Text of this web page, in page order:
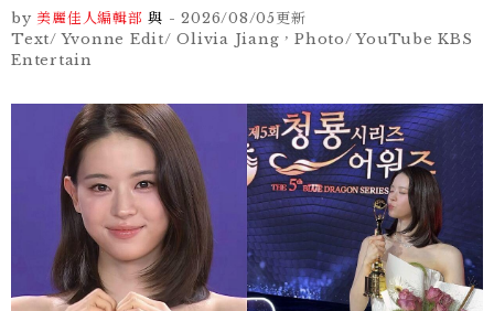
by 美麗佳人編輯部 與 -2026/08/05更新
Text/ Yvonne Edit/ Olivia Jiang，Photo/ YouTube KBS
Entertain